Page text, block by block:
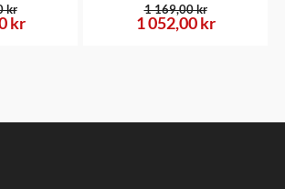
kr
kr
1 052,00 kr
1 169,00 kr